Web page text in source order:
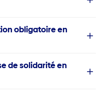
obligatoire en
de solidarité en